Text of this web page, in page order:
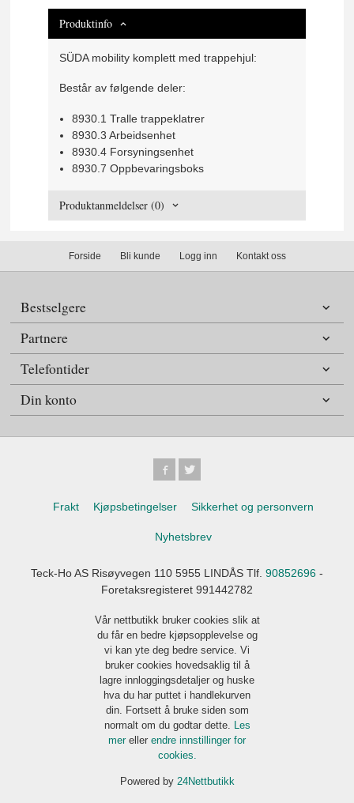
Produktinfo
SÜDA mobility komplett med trappehjul:
Består av følgende deler:
8930.1 Tralle trappeklatrer
8930.3 Arbeidsenhet
8930.4 Forsyningsenhet
8930.7 Oppbevaringsboks
Produktanmeldelser (0)
Forside Bli kunde Logg inn Kontakt oss
Bestselgere
Partnere
Telefontider
Din konto
Frakt Kjøpsbetingelser Sikkerhet og personvern
Nyhetsbrev
Teck-Ho AS Risøyvegen 110 5955 LINDÅS Tlf. 90852696 -
Foretaksregisteret 991442782
Vår nettbutikk bruker cookies slik at
du får en bedre kjøpsopplevelse og
vi kan yte deg bedre service. Vi
bruker cookies hovedsaklig til å
lagre innloggingsdetaljer og huske
hva du har puttet i handlekurven
din. Fortsett å bruke siden som
normalt om du godtar dette. Les
mer eller endre innstillinger for
cookies.
Powered by 24Nettbutikk